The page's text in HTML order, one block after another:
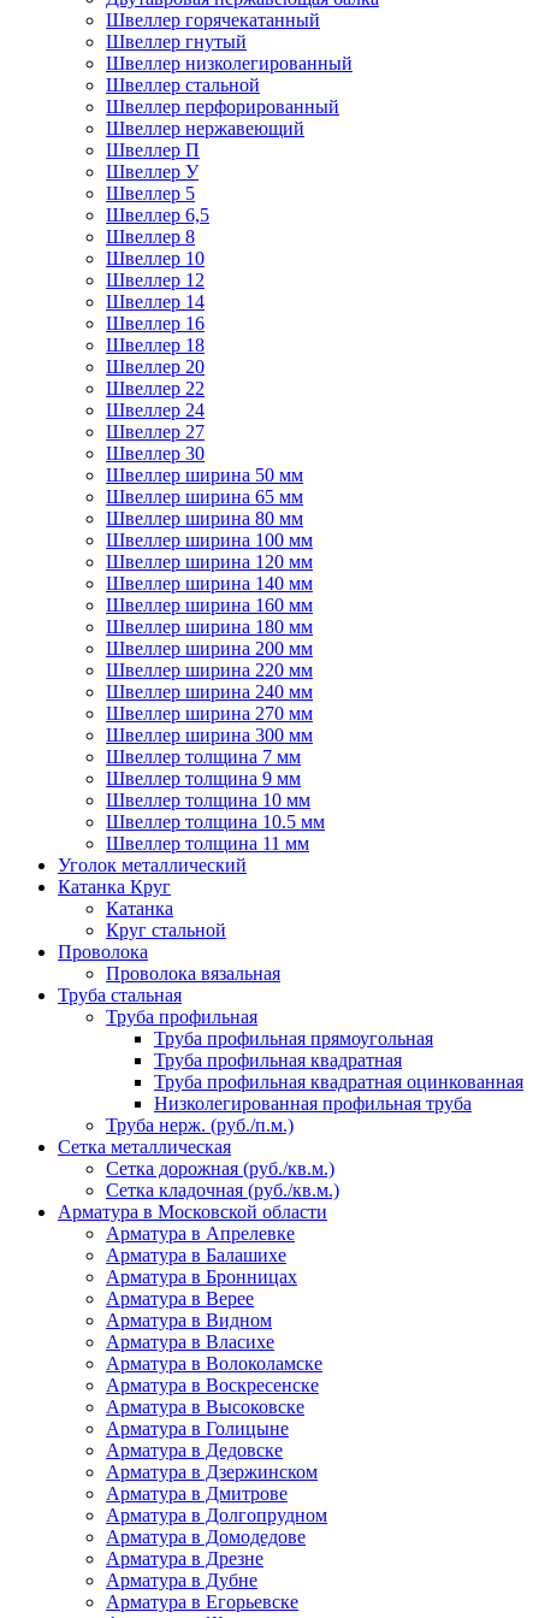
Швеллер горячекатанный
Швеллер гнутый
Швеллер низколегированный
Швеллер стальной
Швеллер перфорированный
Швеллер нержавеющий
Швеллер П
Швеллер У
Швеллер 5
Швеллер 6,5
Швеллер 8
Швеллер 10
Швеллер 12
Швеллер 14
Швеллер 16
Швеллер 18
Швеллер 20
Швеллер 22
Швеллер 24
Швеллер 27
Швеллер 30
Швеллер ширина 50 мм
Швеллер ширина 65 мм
Швеллер ширина 80 мм
Швеллер ширина 100 мм
Швеллер ширина 120 мм
Швеллер ширина 140 мм
Швеллер ширина 160 мм
Швеллер ширина 180 мм
Швеллер ширина 200 мм
Швеллер ширина 220 мм
Швеллер ширина 240 мм
Швеллер ширина 270 мм
Швеллер ширина 300 мм
Швеллер толщина 7 мм
Швеллер толщина 9 мм
Швеллер толщина 10 мм
Швеллер толщина 10.5 мм
Швеллер толщина 11 мм
Уголок металлический
Катанка Круг
Катанка
Круг стальной
Проволока
Проволока вязальная
Труба стальная
Труба профильная
Труба профильная прямоугольная
Труба профильная квадратная
Труба профильная квадратная оцинкованная
Низколегированная профильная труба
Труба нерж. (руб./п.м.)
Сетка металлическая
Сетка дорожная (руб./кв.м.)
Сетка кладочная (руб./кв.м.)
Арматура в Московской области
Арматура в Апрелевке
Арматура в Балашихе
Арматура в Бронницах
Арматура в Верее
Арматура в Видном
Арматура в Власихе
Арматура в Волоколамске
Арматура в Воскресенске
Арматура в Высоковске
Арматура в Голицыне
Арматура в Дедовске
Арматура в Дзержинском
Арматура в Дмитрове
Арматура в Долгопрудном
Арматура в Домодедове
Арматура в Дрезне
Арматура в Дубне
Арматура в Егорьевске